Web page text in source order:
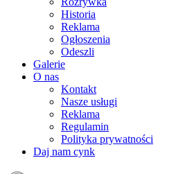
Historia
Reklama
Ogłoszenia
Odeszli
Galerie
O nas
Kontakt
Nasze usługi
Reklama
Regulamin
Polityka prywatności
Daj nam cynk